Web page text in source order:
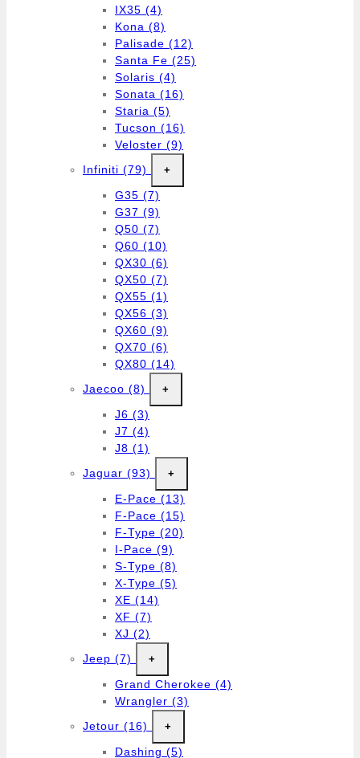
IX35 (4)
Kona (8)
Palisade (12)
Santa Fe (25)
Solaris (4)
Sonata (16)
Staria (5)
Tucson (16)
Veloster (9)
Infiniti (79) +
G35 (7)
G37 (9)
Q50 (7)
Q60 (10)
QX30 (6)
QX50 (7)
QX55 (1)
QX56 (3)
QX60 (9)
QX70 (6)
QX80 (14)
Jaecoo (8) +
J6 (3)
J7 (4)
J8 (1)
Jaguar (93) +
E-Pace (13)
F-Pace (15)
F-Type (20)
I-Pace (9)
S-Type (8)
X-Type (5)
XE (14)
XF (7)
XJ (2)
Jeep (7) +
Grand Cherokee (4)
Wrangler (3)
Jetour (16) +
Dashing (5)